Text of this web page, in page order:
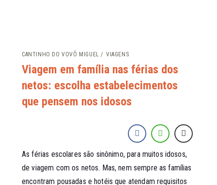
CANTINHO DO VOVÔ MIGUEL VIAGENS
Viagem em família nas férias dos
netos: escolha estabelecimentos
que pensem nos idosos
As férias escolares são sinônimo, para muitos idosos,
de viagem com os netos. Mas, nem sempre as famílias
encontram pousadas e hotéis que atendam requisitos